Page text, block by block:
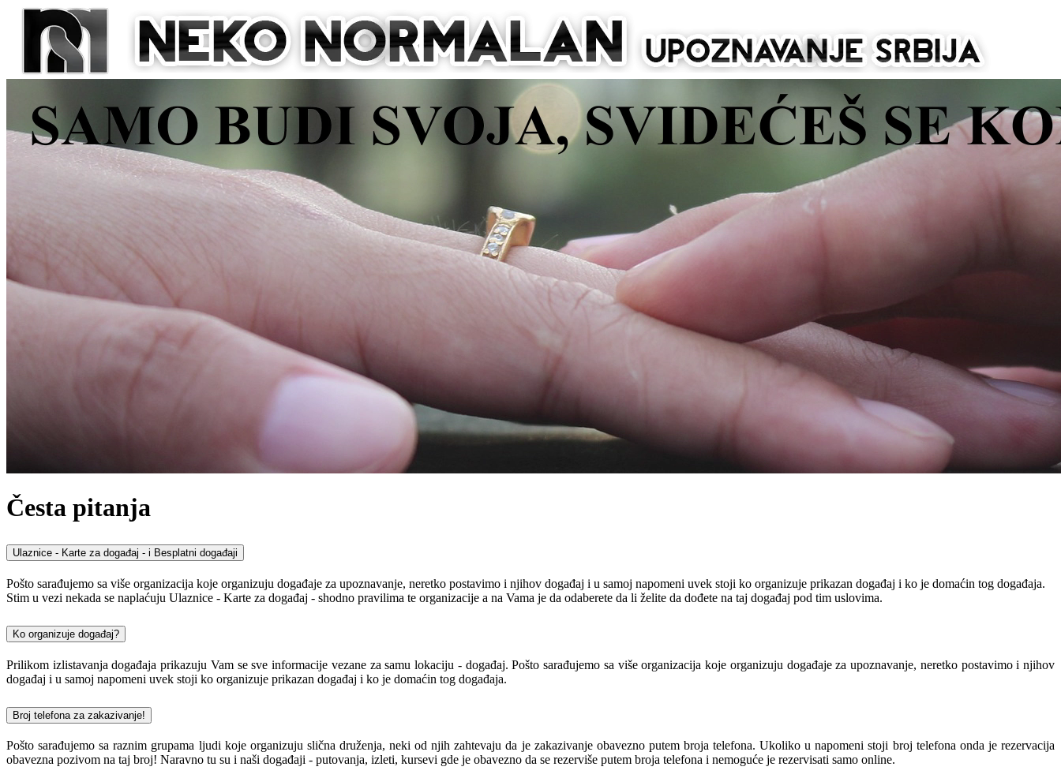
Česta pitanja
Ulaznice - Karte za događaj - i Besplatni događaji
Pošto sarađujemo sa više organizacija koje organizuju događaje za upoznavanje, neretko postavimo i njihov događaj i u samoj napomeni uvek stoji ko organizuje prikazan događaj i ko je domaćin tog događaja.
Stim u vezi nekada se naplaćuju Ulaznice - Karte za događaj - shodno pravilima te organizacije a na Vama je da odaberete da li želite da dođete na taj događaj pod tim uslovima.
Ko organizuje događaj?
Prilikom izlistavanja događaja prikazuju Vam se sve informacije vezane za samu lokaciju - događaj. Pošto sarađujemo sa više organizacija koje organizuju događaje za upoznavanje, neretko postavimo i njihov
događaj i u samoj napomeni uvek stoji ko organizuje prikazan događaj i ko je domaćin tog događaja.
Broj telefona za zakazivanje!
Pošto sarađujemo sa raznim grupama ljudi koje organizuju slična druženja, neki od njih zahtevaju da je zakazivanje obavezno putem broja telefona. Ukoliko u napomeni stoji broj telefona onda je rezervacija
obavezna pozivom na taj broj! Naravno tu su i naši događaji - putovanja, izleti, kursevi gde je obavezno da se rezerviše putem broja telefona i nemoguće je rezervisati samo online.